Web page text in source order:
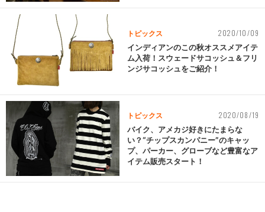
トピックス 2020/10/09
インディアンのこの秋オススメアイテ
ム入荷！スウェードサコッシュ＆フリ
ンジサコッシュをご紹介！
トピックス 2020/08/19
バイク、アメカジ好きにたまらな
い？“チップスカンパニー”のキャッ
プ、パーカー、グローブなど豊富なア
イテム販売スタート！